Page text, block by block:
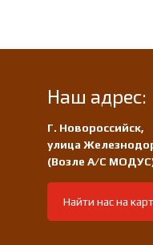
Наш адрес:
Г. Новороссийск,
улица
(Возле А/С
Найти нас на